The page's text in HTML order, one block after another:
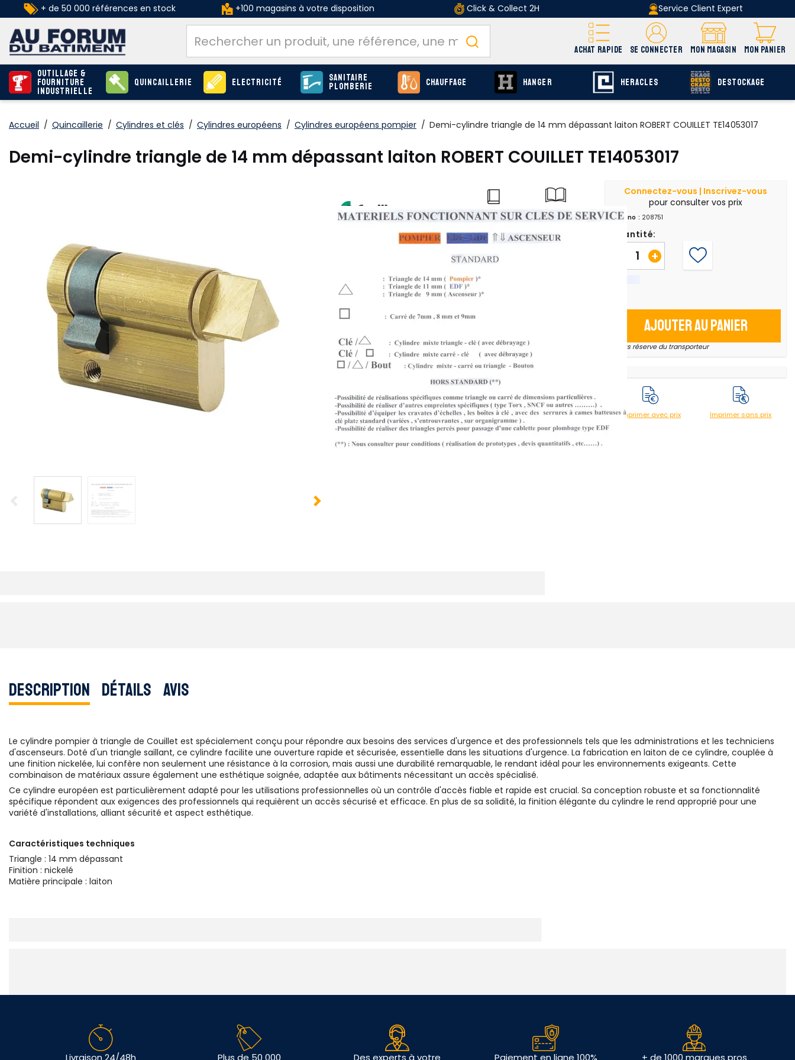
+ de 50 000 références en stock +100 magasins à votre disposition Click & Collect 2H Service Client Expert
ACHAT RAPIDE SE CONNECTER MON MAGASIN MON PANIER
Outillage &
Fourniture
industrielle
Quincaillerie Electricité Sanitaire
Plomberie Chauffage HANGER HERACLES DESTOCKAGE
Accueil / Quincaillerie / Cylindres et clés / Cylindres européens / Cylindres européens pompier / Demi-cylindre triangle de 14 mm dépassant laiton ROBERT COUILLET TE14053017
Demi-cylindre triangle de 14 mm dépassant laiton ROBERT COUILLET TE14053017
Produits
page Q-40
Ouvrir E-catalogue
page Q-40
2 options :
Bouton Demi-cylindre
Dimension :
10 X 30 mm 30 X 30 mm B30 X 30 mm
Connectez-vous | Inscrivez-vous
pour consulter vos prix
Chrono : 208751
Quantité:
+
Ajouter au panier
* sous réserve du transporteur
Imprimer avec prix Imprimer sans prix
Description Détails Avis
Le cylindre pompier à triangle de Couillet est spécialement conçu pour répondre aux besoins des services d'urgence et des professionnels tels que les administrations et les techniciens
d'ascenseurs. Doté d'un triangle saillant, ce cylindre facilite une ouverture rapide et sécurisée, essentielle dans les situations d'urgence. La fabrication en laiton de ce cylindre, couplée à
une finition nickelée, lui confère non seulement une résistance à la corrosion, mais aussi une durabilité remarquable, le rendant idéal pour les environnements exigeants. Cette
combinaison de matériaux assure également une esthétique soignée, adaptée aux bâtiments nécessitant un accès spécialisé.
Ce cylindre européen est particulièrement adapté pour les utilisations professionnelles où un contrôle d'accès fiable et rapide est crucial. Sa conception robuste et sa fonctionnalité
spécifique répondent aux exigences des professionnels qui requièrent un accès sécurisé et efficace. En plus de sa solidité, la finition élégante du cylindre le rend approprié pour une
variété d'installations, alliant sécurité et aspect esthétique.
Caractéristiques techniques
Triangle : 14 mm dépassant
Finition : nickelé
Matière principale : laiton
Livraison 24/48h Plus de 50 000 Des experts à votre Paiement en ligne 100% + de 1000 marques pros